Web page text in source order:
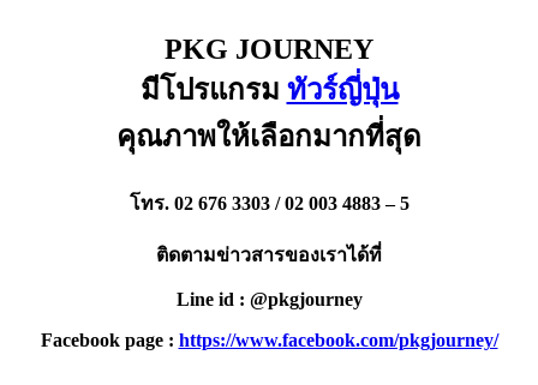
PKG JOURNEY
มีโปรแกรม ทัวร์ญี่ปุ่น
คุณภาพให้เลือกมากที่สุด
โทร. 02 676 3303 / 02 003 4883 – 5
ติดตามข่าวสารของเราได้ที่
Line id : @pkgjourney
Facebook page : https://www.facebook.com/pkgjourney/